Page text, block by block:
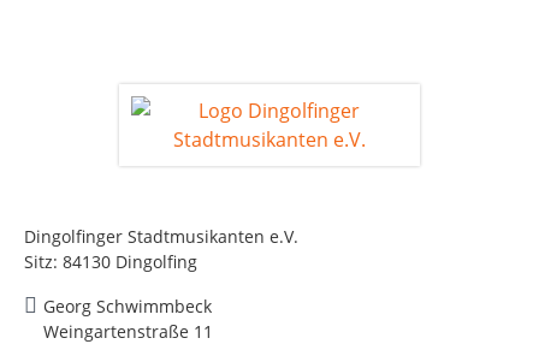
Dingolfinger Stadtmusikanten e.V.
Sitz: 84130 Dingolfing
Georg Schwimmbeck
Weingartenstraße 11